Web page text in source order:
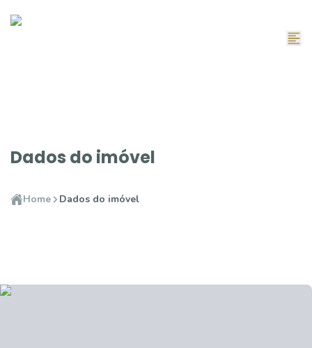
Dados do imóvel
Home Dados do imóvel